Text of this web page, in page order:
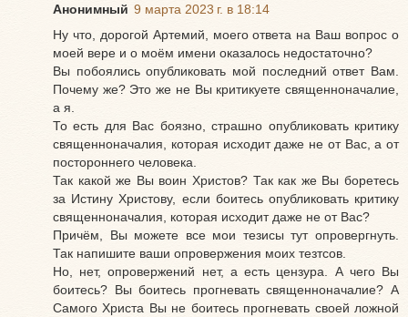
Анонимный 9 марта 2023 г. в 18:14
Ну что, дорогой Артемий, моего ответа на Ваш вопрос о
моей вере и о моём имени оказалось недостаточно?
Вы побоялись опубликовать мой последний ответ Вам.
Почему же? Это же не Вы критикуете священноначалие,
а я.
То есть для Вас боязно, страшно опубликовать критику
священноначалия, которая исходит даже не от Вас, а от
постороннего человека.
Так какой же Вы воин Христов? Так как же Вы боретесь
за Истину Христову, если боитесь опубликовать критику
священноначалия, которая исходит даже не от Вас?
Причём, Вы можете все мои тезисы тут опровергнуть.
Так напишите ваши опровержения моих тезтсов.
Но, нет, опровержений нет, а есть цензура. А чего Вы
боитесь? Вы боитесь прогневать священноначалие? А
Самого Христа Вы не боитесь прогневать своей ложной